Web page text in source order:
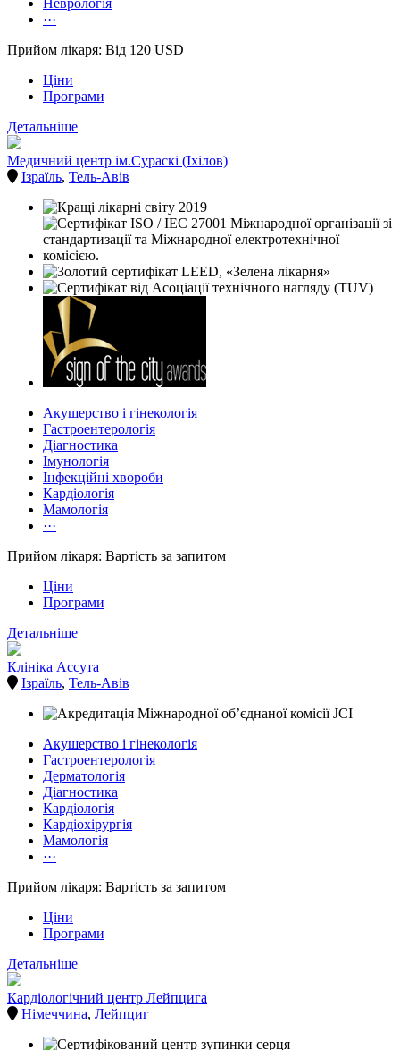
Неврологія
···
Прийом лікаря: Від 120 USD
Ціни
Програми
Детальніше
Медичний центр ім.Сураскі (Іхілов)
Ізраїль, Тель-Авів
Акушерство і гінекологія
Гастроентерологія
Діагностика
Імунологія
Інфекційні хвороби
Кардіологія
Мамологія
···
Прийом лікаря: Вартість за запитом
Ціни
Програми
Детальніше
Клініка Ассута
Ізраїль, Тель-Авів
Акушерство і гінекологія
Гастроентерологія
Дерматологія
Діагностика
Кардіологія
Кардіохірургія
Мамологія
···
Прийом лікаря: Вартість за запитом
Ціни
Програми
Детальніше
Кардіологічний центр Лейпцига
Німеччина, Лейпциг